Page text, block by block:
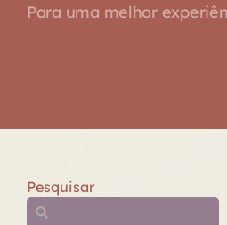
Para uma melhor
Pesquisar